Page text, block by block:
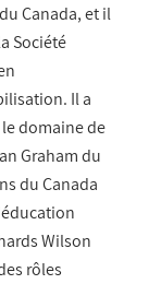
Canada, et il
Société
Il a
domaine de
Graham du
du Canada
Wilson
rôles